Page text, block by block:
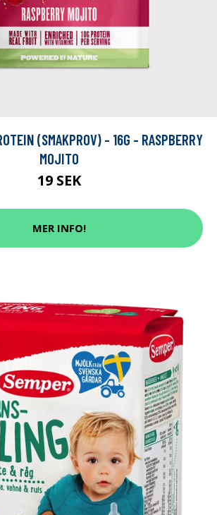
(SMAKPROV) - 16G - RASPBERRY
MOJITO
19 SEK
MER INFO!